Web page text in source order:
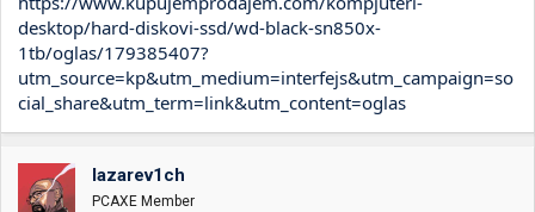
desktop/hard-diskovi-ssd/wd-black-sn850x-
1tb/oglas/179385407?
utm_source=kp&utm_medium=interfejs&utm_campaign=so
cial_share&utm_term=link&utm_content=oglas
lazarev1ch
PCAXE Member